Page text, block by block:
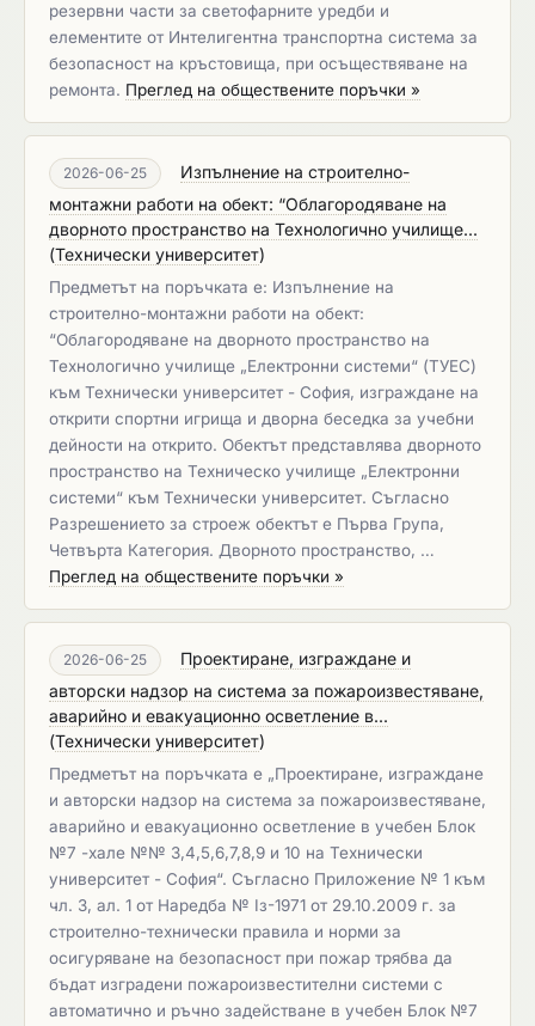
резервни части за светофарните уредби и
елементите от Интелигентна транспортна система за
безопасност на кръстовища, при осъществяване на
ремонта. Преглед на обществените поръчки »
2026-06-25
Изпълнение на строително-
монтажни работи на обект: “Облагородяване на
дворното пространство на Технологично училище...
(Технически университет)
Предметът на поръчката е: Изпълнение на
строително-монтажни работи на обект:
“Облагородяване на дворното пространство на
Технологично училище „Електронни системи“ (ТУЕС)
към Технически университет - София, изграждане на
открити спортни игрища и дворна беседка за учебни
дейности на открито. Обектът представлява дворното
пространство на Техническо училище „Електронни
системи“ към Технически университет. Съгласно
Разрешението за строеж обектът е Първа Група,
Четвърта Категория. Дворното пространство, …
Преглед на обществените поръчки »
2026-06-25
Проектиране, изграждане и
авторски надзор на система за пожароизвестяване,
аварийно и евакуационнo осветление в...
(Технически университет)
Предметът на поръчката е „Проектиране, изграждане
и авторски надзор на система за пожароизвестяване,
аварийно и евакуационнo осветление в учебен Блок
№7 -хале №№ 3,4,5,6,7,8,9 и 10 на Технически
университет - София“. Съгласно Приложение № 1 към
чл. 3, ал. 1 от Наредба № Iз-1971 от 29.10.2009 г. за
строително-технически правила и норми за
осигуряване на безопасност при пожар трябва да
бъдат изградени пожароизвестителни системи с
автоматично и ръчно задействане в учебен Блок №7